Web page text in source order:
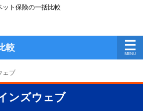
ト保険の一括比較
較
ェブ
ンズウェブ